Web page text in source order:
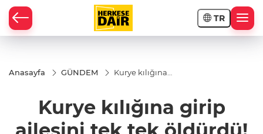
TR
Anasayfa GÜNDEM
Kurye kılığına
donduran
katliamda görgü
tanığı konuştu:
'Bir türlü
Kurye kılığına girip